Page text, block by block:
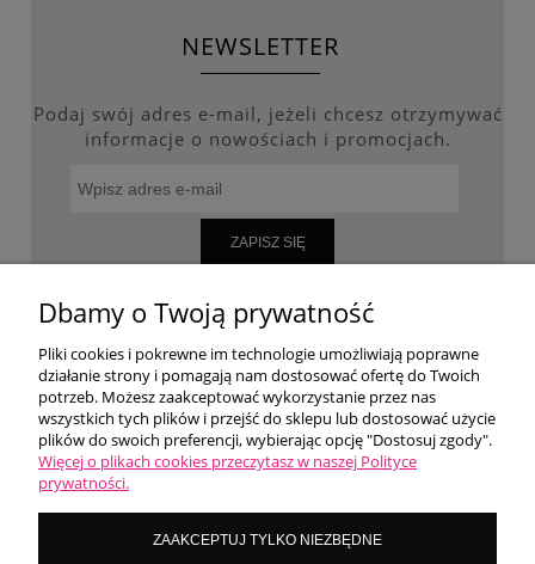
NEWSLETTER
Podaj swój adres e-mail, jeżeli chcesz otrzymywać
informacje o nowościach i promocjach.
ZAPISZ SIĘ
WARUNKI ZAKUPÓW
MOJE KONTO
O NAS
Dbamy o Twoją prywatność
Pliki cookies i pokrewne im technologie umożliwiają poprawne
działanie strony i pomagają nam dostosować ofertę do Twoich
potrzeb. Możesz zaakceptować wykorzystanie przez nas
wszystkich tych plików i przejść do sklepu lub dostosować użycie
plików do swoich preferencji, wybierając opcję "Dostosuj zgody".
Więcej o plikach cookies przeczytasz w naszej Polityce
prywatności.
ZAAKCEPTUJ TYLKO NIEZBĘDNE